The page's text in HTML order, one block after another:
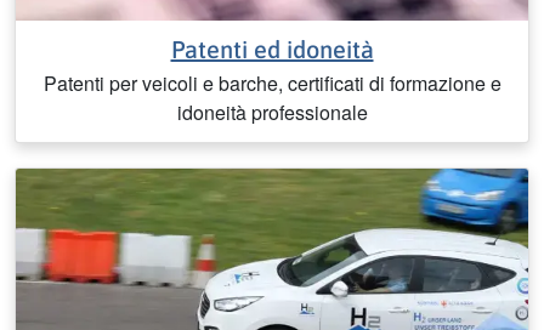
Patenti ed idoneità
Patenti per veicoli e barche, certificati di formazione e
idoneità professionale